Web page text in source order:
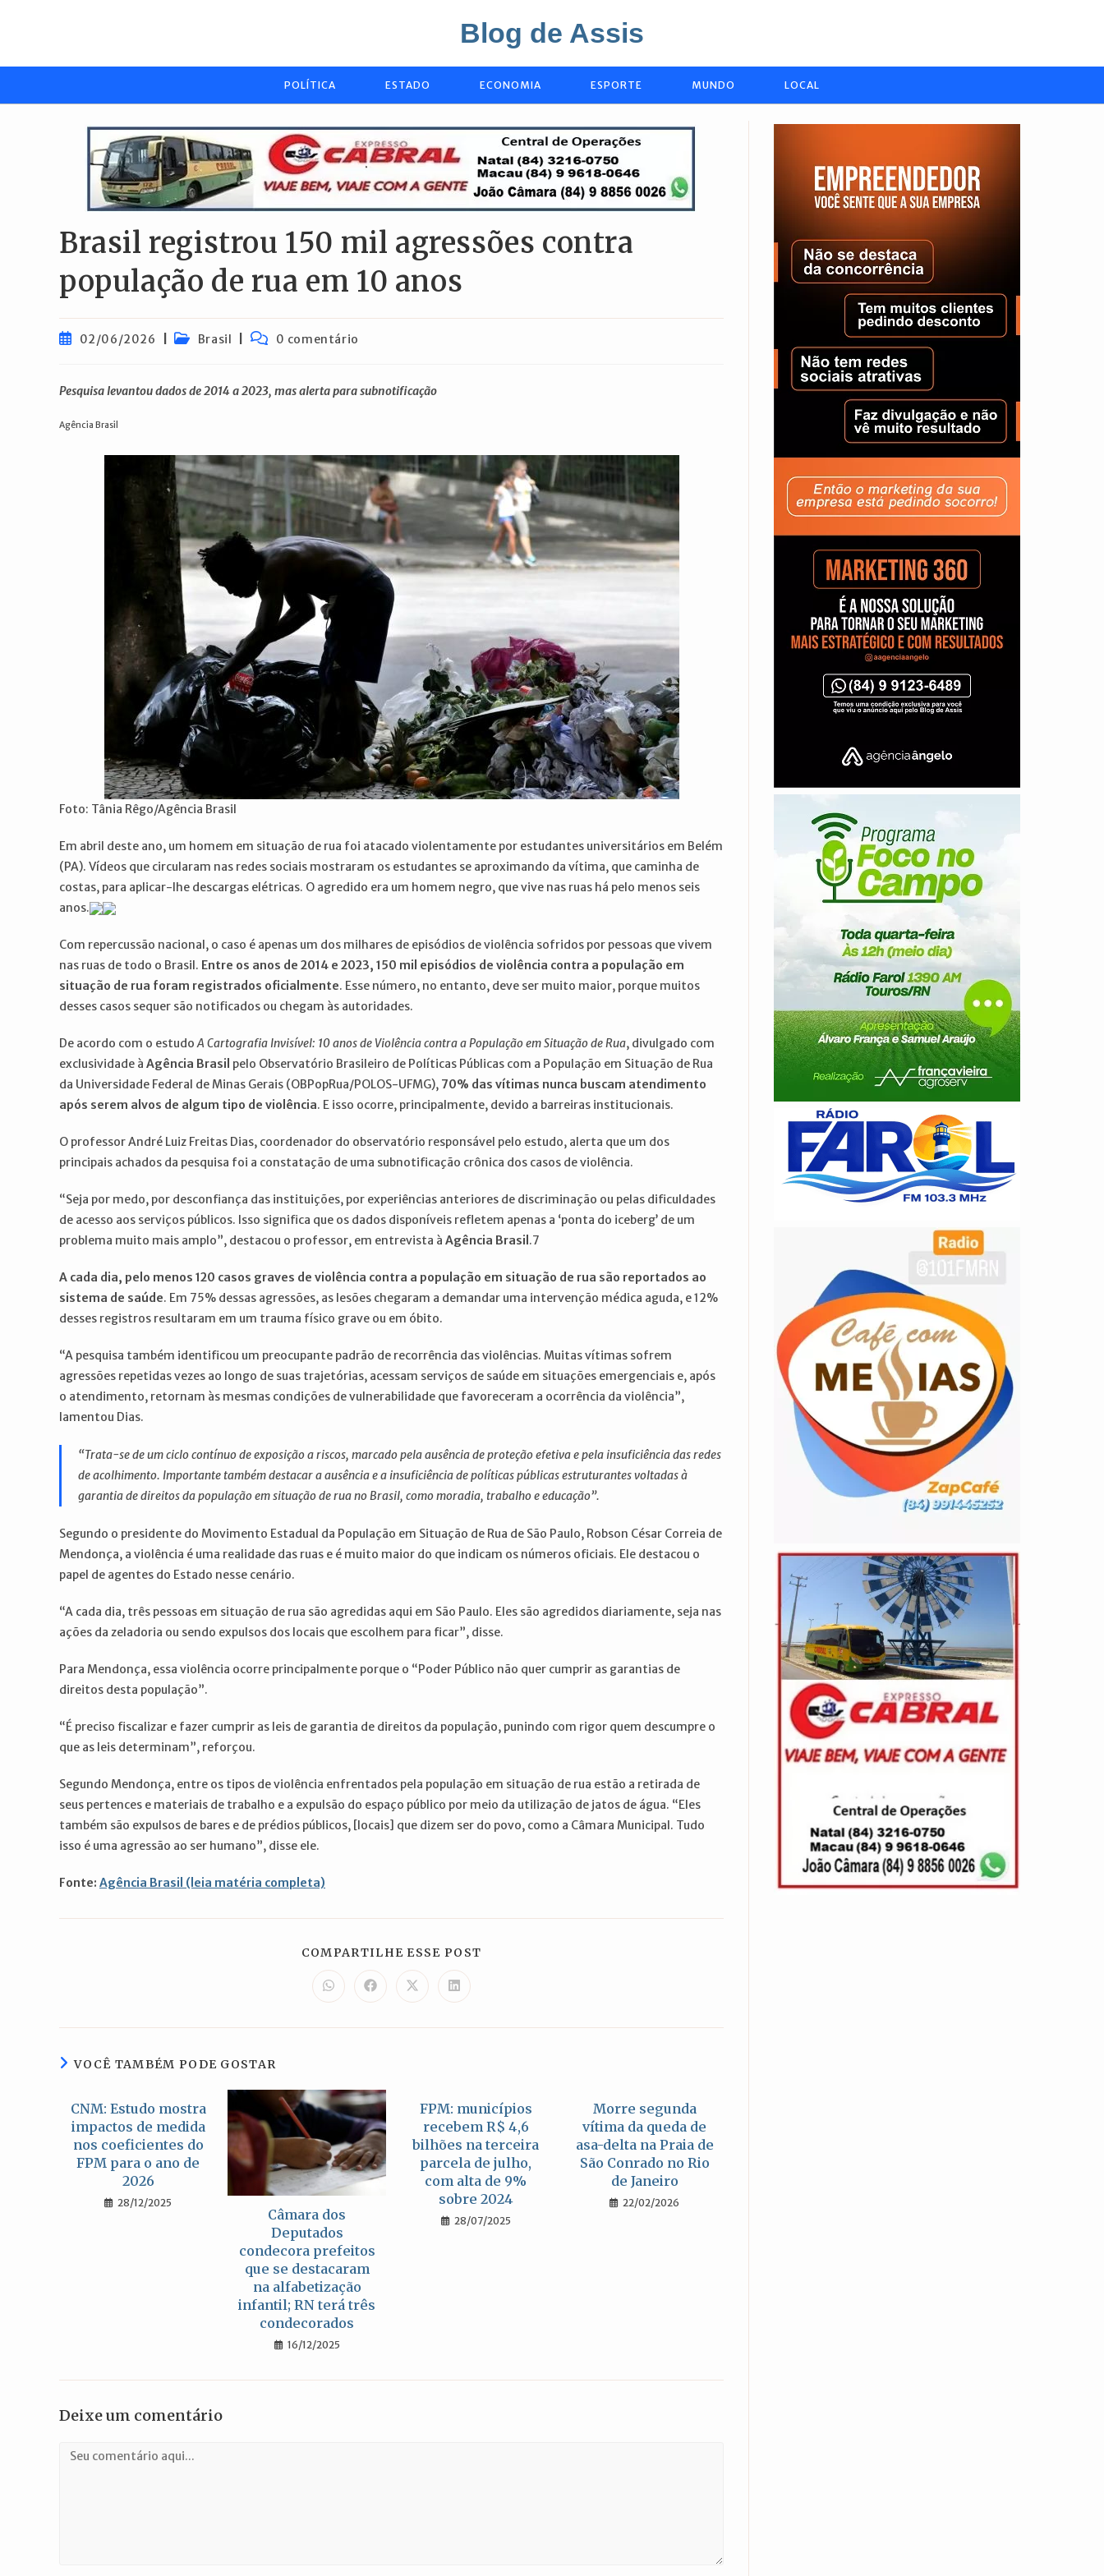
conteúdo
Blog de Assis
POLÍTICA ESTADO ECONOMIA ESPORTE MUNDO LOCAL
Brasil registrou 150 mil agressões contra
população de rua em 10 anos
Post02/06/2026
Categoria
Brasil
Comentários
0 comentário
Pesquisa levantou dados de 2014 a 2023, mas alerta para subnotificação
Agência Brasil
Foto: Tânia Rêgo/Agência Brasil
Em abril deste ano, um homem em situação de rua foi atacado violentamente por estudantes universitários em Belém
(PA). Vídeos que circularam nas redes sociais mostraram os estudantes se aproximando da vítima, que caminha de
costas, para aplicar-lhe descargas elétricas. O agredido era um homem negro, que vive nas ruas há pelo menos seis
anos.
Com repercussão nacional, o caso é apenas um dos milhares de episódios de violência sofridos por pessoas que vivem
nas ruas de todo o Brasil. Entre os anos de 2014 e 2023, 150 mil episódios de violência contra a população em
situação de rua foram registrados oficialmente. Esse número, no entanto, deve ser muito maior, porque muitos
desses casos sequer são notificados ou chegam às autoridades.
De acordo com o estudoA Cartografia Invisível: 10 anos de Violência contra a População em Situação de Rua, divulgado com
exclusividade à Agência Brasil pelo Observatório Brasileiro de Políticas Públicas com a População em Situação de Rua
da Universidade Federal de Minas Gerais (OBPopRua/POLOS-UFMG), 70% das vítimas nunca buscam atendimento
após serem alvos de algum tipo de violência. E isso ocorre, principalmente, devido a barreiras institucionais.
O professor André Luiz Freitas Dias, coordenador do observatório responsável pelo estudo, alerta que um dos
principais achados da pesquisa foi a constatação de uma subnotificação crônica dos casos de violência.
“Seja por medo, por desconfiança das instituições, por experiências anteriores de discriminação ou pelas dificuldades
de acesso aos serviços públicos. Isso significa que os dados disponíveis refletem apenas a ‘ponta do iceberg’ de um
problema muito mais amplo”, destacou o professor, em entrevista à Agência Brasil .7
A cada dia, pelo menos 120 casos graves de violência contra a população em situação de rua são reportados ao
sistema de saúde. Em 75% dessas agressões, as lesões chegaram a demandar uma intervenção médica aguda, e 12%
desses registros resultaram em um trauma físico grave ou em óbito.
“A pesquisa também identificou um preocupante padrão de recorrência das violências. Muitas vítimas sofrem
agressões repetidas vezes ao longo de suas trajetórias, acessam serviços de saúde em situações emergenciais e, após
o atendimento, retornam às mesmas condições de vulnerabilidade que favoreceram a ocorrência da violência”,
lamentou Dias.
“Trata-se de um ciclo contínuo de exposição a riscos, marcado pela ausência de proteção efetiva e pela insuficiência das redes
de acolhimento. Importante também destacar a ausência e a insuficiência de políticas públicas estruturantes voltadas à
garantia de direitos da população em situação de rua no Brasil, como moradia, trabalho e educação”.
Segundo o presidente do Movimento Estadual da População em Situação de Rua de São Paulo, Robson César Correia de
Mendonça, a violência é uma realidade das ruas e é muito maior do que indicam os números oficiais. Ele destacou o
papel de agentes do Estado nesse cenário.
“A cada dia, três pessoas em situação de rua são agredidas aqui em São Paulo. Eles são agredidos diariamente, seja nas
ações da zeladoria ou sendo expulsos dos locais que escolhem para ficar”, disse.
Para Mendonça, essa violência ocorre principalmente porque o “Poder Público não quer cumprir as garantias de
direitos desta população”.
“É preciso fiscalizar e fazer cumprir as leis de garantia de direitos da população, punindo com rigor quem descumpre o
que as leis determinam”, reforçou.
Segundo Mendonça, entre os tipos de violência enfrentados pela população em situação de rua estão a retirada de
seus pertences e materiais de trabalho e a expulsão do espaço público por meio da utilização de jatos de água. “Eles
também são expulsos de bares e de prédios públicos, [locais] que dizem ser do povo, como a Câmara Municipal. Tudo
isso é uma agressão ao ser humano”, disse ele.
Fonte: Agência Brasil (leia matéria completa)
COMPARTILHE ESSE POST
Abre
em
nova
Abre
em
nova
Abre
em
nova
Abre
em
nova
VOCÊ TAMBÉM PODE GOSTAR
CNM: Estudo mostra
impactos de medida
nos coeficientes do
FPM para o ano de
2026
28/12/2025
Câmara dos
Deputados
condecora prefeitos
que se destacaram
na alfabetização
infantil; RN terá três
condecorados
16/12/2025
FPM: municípios
recebem R$ 4,6
bilhões na terceira
parcela de julho,
com alta de 9%
sobre 2024
28/07/2025
Morre segunda
vítima da queda de
asa-delta na Praia de
São Conrado no Rio
de Janeiro
22/02/2026
Deixe um comentário
Comentário